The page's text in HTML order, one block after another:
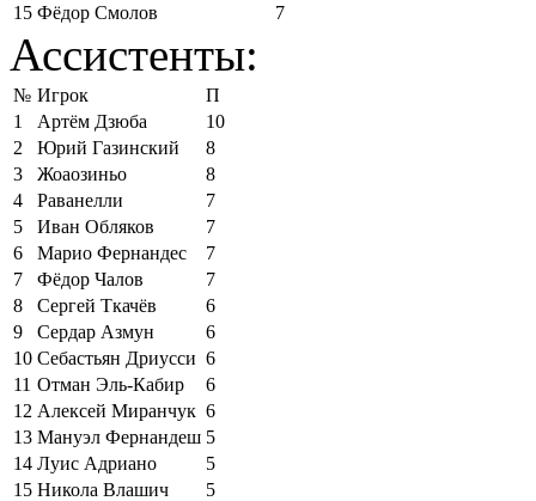
15 Фёдор Смолов 7
Ассистенты:
№ Игрок
П
1
Артём Дзюба
10
2
Юрий Газинский
8
3
Жоаозиньо
8
4
Раванелли
7
5
Иван Обляков
7
6
Марио Фернандес
7
7
Фёдор Чалов
7
8
Сергей Ткачёв
6
9
Сердар Азмун
6
10 Себастьян Дриусси 6
11 Отман Эль-Кабир
6
12 Алексей Миранчук 6
13 Мануэл Фернандеш 5
14 Луис Адриано
5
15 Никола Влашич 5